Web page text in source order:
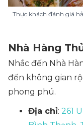
Thực khách đánh giá
Nhà Hàng
Nhắc đến Nhà
đến không gian
phong phú.
Địa chỉ: 261